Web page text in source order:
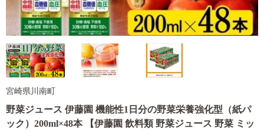
宮崎県川南町
野菜ジュース 伊藤園 機能性1日分の野菜栄養強化型（紙パ
ック）200ml×48本 【伊藤園 飲料類 野菜ジュース 野菜 ミッ